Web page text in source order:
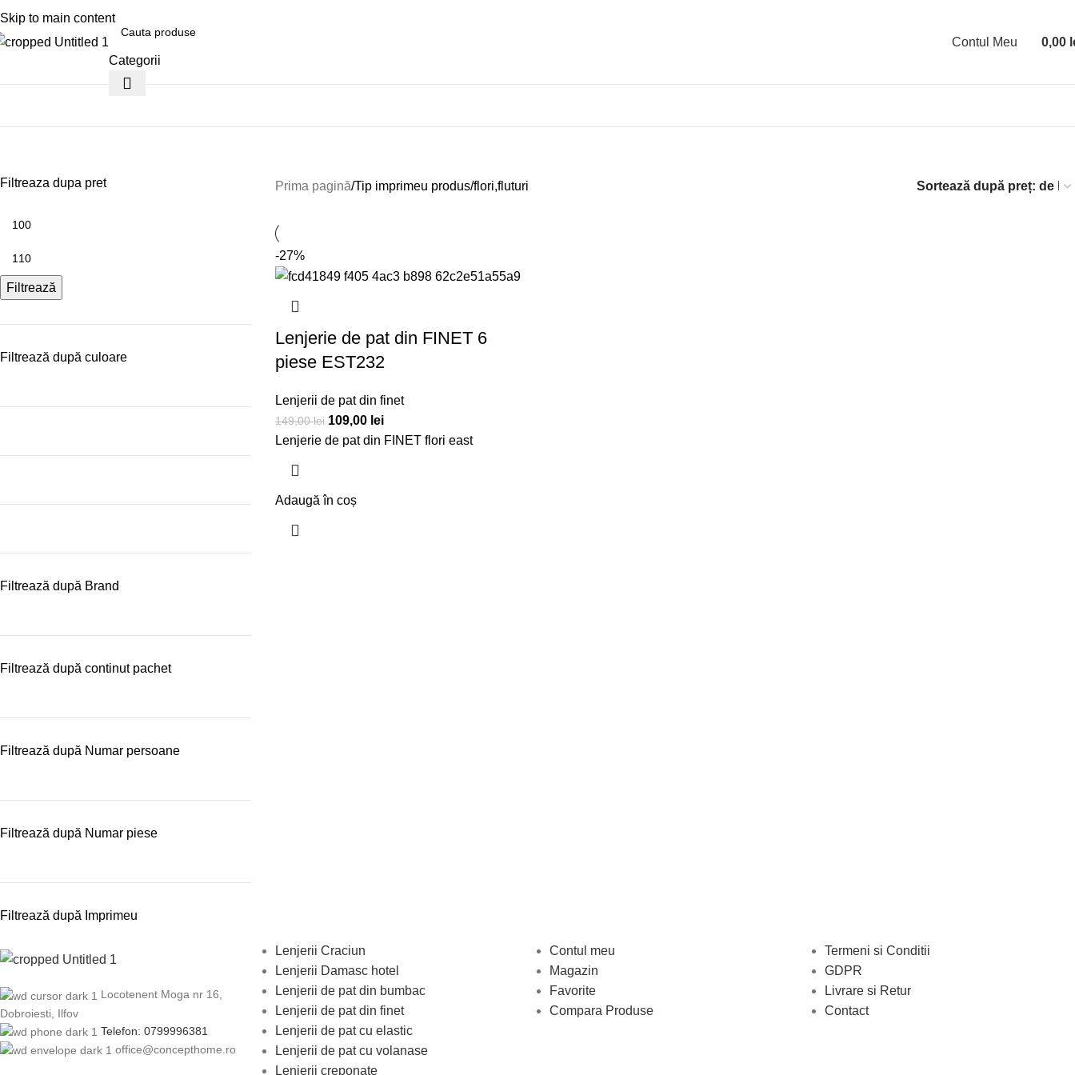
Skip to main content
0799996381
Categorii
Contul Meu 0,00
Filtreaza dupa pret
Filtrează
Filtrează după culoare
Filtrează după Brand
Filtrează după continut pachet
Filtrează după Numar persoane
Filtrează după Numar piese
Filtrează după Imprimeu
Prima pagină Tip imprimeu produs flori,fluturi
-27%
Lenjerie de pat din FINET 6
piese EST232
Lenjerii de pat din finet
149,00lei 109,00 lei
Lenjerie de pat din FINET flori east
Adaugă în coș
Locotenent Moga nr 16,
Dobroiesti, Ilfov
Telefon: 0799996381
office@concepthome.ro
Lenjerii Craciun
Lenjerii Damasc hotel
Lenjerii de pat din bumbac
Lenjerii de pat din finet
Lenjerii de pat cu elastic
Lenjerii de pat cu volanase
Lenjerii creponate
Contul meu
Magazin
Favorite
Compara Produse
Termeni si Conditii
GDPR
Livrare si Retur
Contact